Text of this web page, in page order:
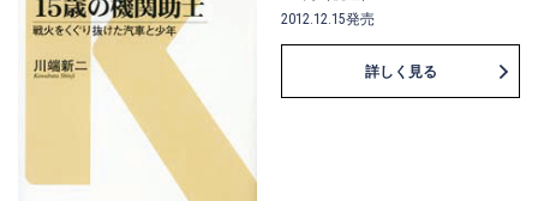
2012.12.15発売
詳しく見る